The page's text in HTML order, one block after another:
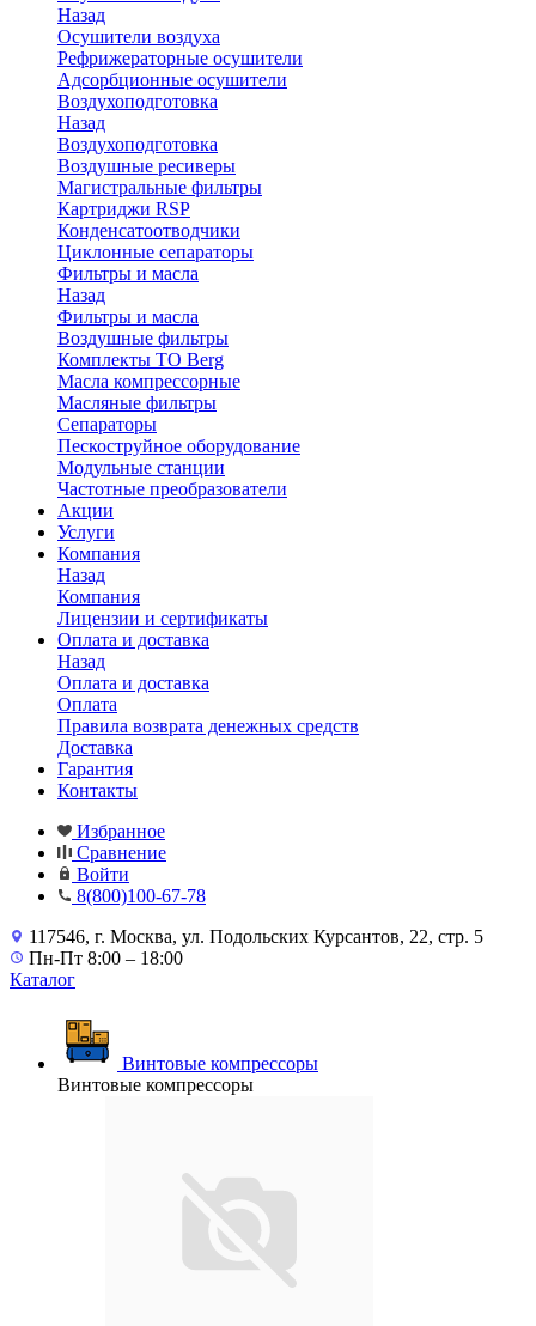
Назад
Осушители воздуха
Рефрижераторные осушители
Адсорбционные осушители
Воздухоподготовка
Назад
Воздухоподготовка
Воздушные ресиверы
Магистральные фильтры
Картриджи RSP
Конденсатоотводчики
Циклонные сепараторы
Фильтры и масла
Назад
Фильтры и масла
Воздушные фильтры
Комплекты ТО Berg
Масла компрессорные
Масляные фильтры
Сепараторы
Пескоструйное оборудование
Модульные станции
Частотные преобразователи
Акции
Услуги
Компания
Назад
Компания
Лицензии и сертификаты
Оплата и доставка
Назад
Оплата и доставка
Оплата
Правила возврата денежных средств
Доставка
Гарантия
Контакты
Избранное
Сравнение
Войти
8(800)100-67-78
117546, г. Москва, ул. Подольских Курсантов, 22, стр. 5
Пн-Пт 8:00 – 18:00
Каталог
Винтовые компрессоры
Винтовые компрессоры